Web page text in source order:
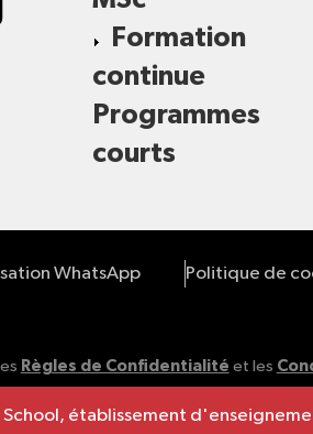
Formation
continue
Programmes
courts
WhatsApp Politique de
Règles de Confidentialité et les
School, établissement